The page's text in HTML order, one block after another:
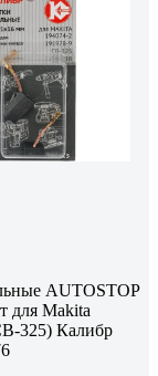
AUTOSTOP
для Makita
325) Калибр